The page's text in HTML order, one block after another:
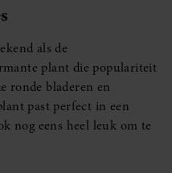
als de
plant die populariteit
ronde bladeren en
past perfect in een
nog eens heel leuk om te